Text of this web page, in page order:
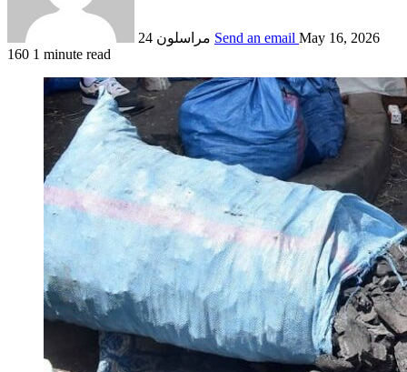
مراسلون 24 Send an email May 16, 2026
160 1 minute read